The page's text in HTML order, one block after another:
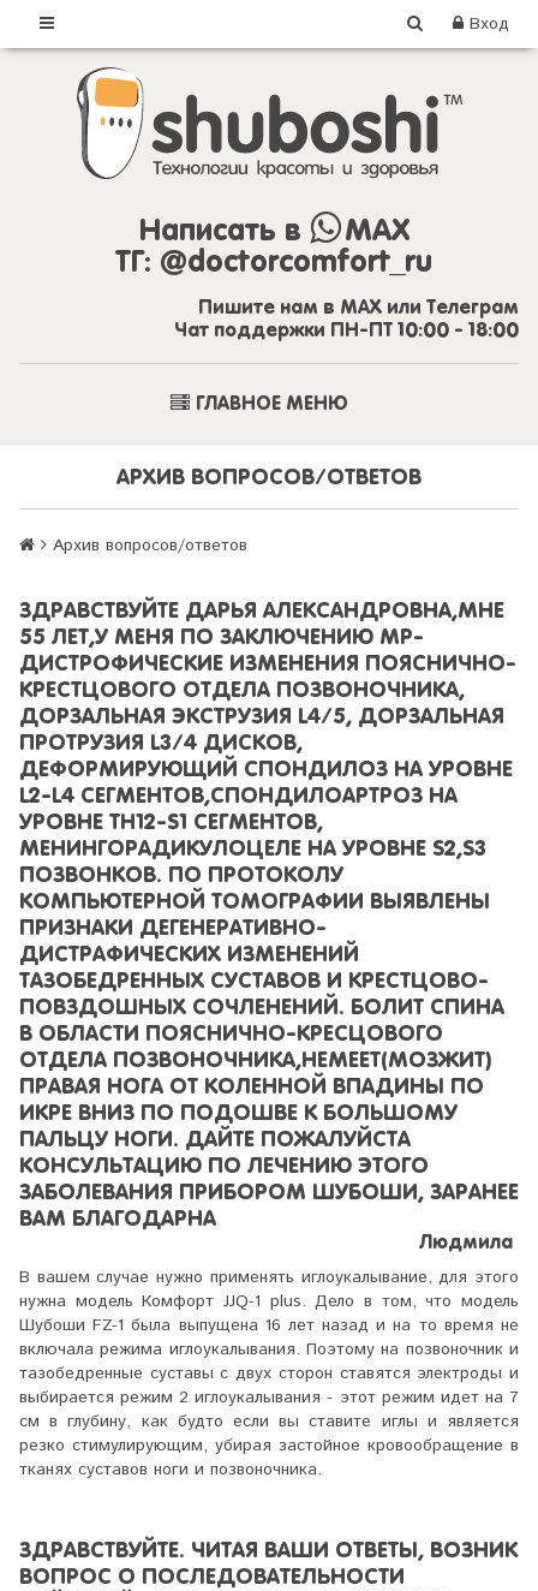
Вход
Написать в
MAX
ТГ: @doctorcomfort_ru
Пишите нам в MAX или Телеграм
Чат поддержки ПН-ПТ 10:00 - 18:00
ГЛАВНОЕ МЕНЮ
АРХИВ ВОПРОСОВ/ОТВЕТОВ
Архив вопросов/ответов
ЗДРАВСТВУЙТЕ ДАРЬЯ АЛЕКСАНДРОВНА,МНЕ
55 ЛЕТ,У МЕНЯ ПО ЗАКЛЮЧЕНИЮ МР-
ДИСТРОФИЧЕСКИЕ ИЗМЕНЕНИЯ ПОЯСНИЧНО-
КРЕСТЦОВОГО ОТДЕЛА ПОЗВОНОЧНИКА,
ДОРЗАЛЬНАЯ ЭКСТРУЗИЯ L4/5, ДОРЗАЛЬНАЯ
ПРОТРУЗИЯ L3/4 ДИСКОВ,
ДЕФОРМИРУЮЩИЙ СПОНДИЛОЗ НА УРОВНЕ
L2-L4 СЕГМЕНТОВ,СПОНДИЛОАРТРОЗ НА
УРОВНЕ TH12-S1 СЕГМЕНТОВ,
МЕНИНГОРАДИКУЛОЦЕЛЕ НА УРОВНЕ S2,S3
ПОЗВОНКОВ. ПО ПРОТОКОЛУ
КОМПЬЮТЕРНОЙ ТОМОГРАФИИ ВЫЯВЛЕНЫ
ПРИЗНАКИ ДЕГЕНЕРАТИВНО-
ДИСТРАФИЧЕСКИХ ИЗМЕНЕНИЙ
ТАЗОБЕДРЕННЫХ СУСТАВОВ И КРЕСТЦОВО-
ПОВЗДОШНЫХ СОЧЛЕНЕНИЙ. БОЛИТ СПИНА
В ОБЛАСТИ ПОЯСНИЧНО-КРЕСЦОВОГО
ОТДЕЛА ПОЗВОНОЧНИКА,НЕМЕЕТ(МОЗЖИТ)
ПРАВАЯ НОГА ОТ КОЛЕННОЙ ВПАДИНЫ ПО
ИКРЕ ВНИЗ ПО ПОДОШВЕ К БОЛЬШОМУ
ПАЛЬЦУ НОГИ. ДАЙТЕ ПОЖАЛУЙСТА
КОНСУЛЬТАЦИЮ ПО ЛЕЧЕНИЮ ЭТОГО
ЗАБОЛЕВАНИЯ ПРИБОРОМ ШУБОШИ, ЗАРАНЕЕ
ВАМ БЛАГОДАРНА
Людмила
В вашем случае нужно применять иглоукалывание, для этого
нужна модель Комфорт JJQ-1 plus. Дело в том, что модель
Шубоши FZ-1 была выпущена 16 лет назад и на то время не
включала режима иглоукалывания. Поэтому на позвоночник и
тазобедренные суставы с двух сторон ставятся электроды и
выбирается режим 2 иглоукалывания - этот режим идет на 7
см в глубину, как будто если вы ставите иглы и является
резко стимулирующим, убирая застойное кровообращение в
тканях суставов ноги и позвоночника.
ЗДРАВСТВУЙТЕ. ЧИТАЯ ВАШИ ОТВЕТЫ, ВОЗНИК
ВОПРОС О ПОСЛЕДОВАТЕЛЬНОСТИ